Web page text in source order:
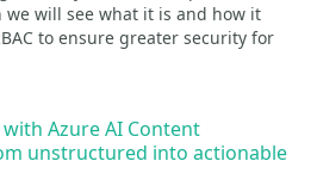
we will see what it is and how it
to ensure greater security for
Azure AI Content
unstructured into actionable